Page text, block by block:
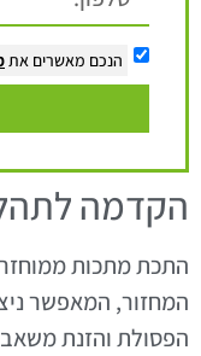
הנכם מאשרים את
הקדמה
התכת מתכות
המחזור, המאפשר
הפסולת והזנת